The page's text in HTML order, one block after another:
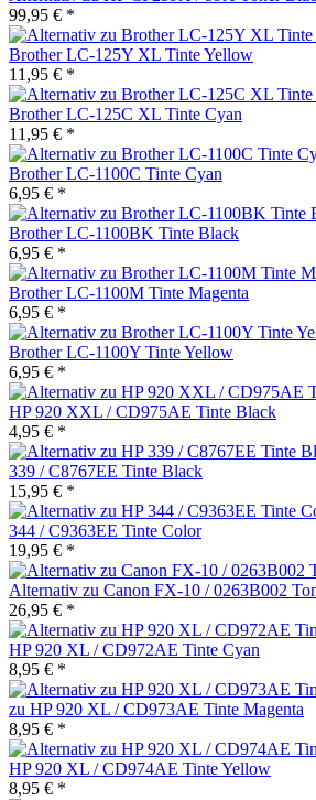
99,95 € *
Brother LC-125Y XL Tinte Yellow
11,95 € *
Brother LC-125C XL Tinte Cyan
11,95 € *
Brother LC-1100C Tinte Cyan
6,95 € *
Brother LC-1100BK Tinte Black
6,95 € *
Brother LC-1100M Tinte Magenta
6,95 € *
Brother LC-1100Y Tinte Yellow
6,95 € *
HP 920 XXL / CD975AE Tinte Black
4,95 € *
339 / C8767EE Tinte Black
15,95 € *
344 / C9363EE Tinte Color
19,95 € *
Alternativ zu Canon FX-10 / 0263B002
26,95 € *
HP 920 XL / CD972AE Tinte Cyan
8,95 € *
zu HP 920 XL / CD973AE Tinte Magenta
8,95 € *
HP 920 XL / CD974AE Tinte Yellow
8,95 € *